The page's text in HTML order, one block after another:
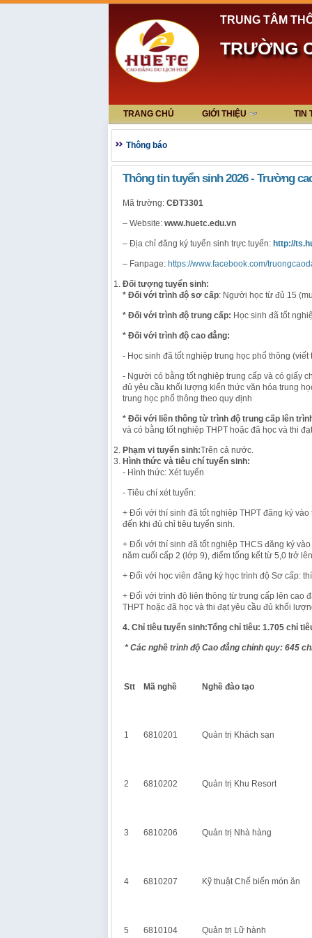
TRUNG TÂM
TRƯỜNG
TRANG CHỦ GIỚI THIỆU TIN
Thông báo
Thông tin tuyển sinh 2026 - Trường
Mã trường: CĐT3301
– Website: www.huetc.edu.vn
– Địa chỉ đăng ký tuyển sinh trực tuyến: http://
– Fanpage: https://www.facebook.com/
Đối tượng tuyển sinh:
* Đối với trình độ sơ cấp: Người học từ đủ 15
* Đối với trình độ trung cấp: Học sinh đã tốt
* Đối với trình độ cao đẳng:
- Học sinh đã tốt nghiệp trung học phổ thông (viết
- Người có bằng tốt nghiệp trung cấp và có giấy
đủ yêu cầu khối lượng kiến thức văn hóa trung
trung học phổ thông theo quy định
* Đối với liên thông từ trình độ trung cấp lên
và có bằng tốt nghiệp THPT hoặc đã học và thi
Phạm vi tuyển sinh:Trên cả nước.
Hình thức và tiêu chí tuyển sinh:
- Hình thức: Xét tuyển
- Tiêu chí xét tuyển:
+ Đối với thí sinh đã tốt nghiệp THPT đăng ký
đến khi đủ chỉ tiêu tuyển sinh.
+ Đối với thí sinh đã tốt nghiệp THCS đăng ký
năm cuối cấp 2 (lớp 9), điểm tổng kết từ 5,0 trở
+ Đối với học viên đăng ký học trình độ Sơ cấp:
+ Đối với trình độ liên thông từ trung cấp lên cao
THPT hoặc đã học và thi đạt yêu cầu đủ khối
4. Chỉ tiêu tuyển sinh:Tổng chỉ tiêu: 1.705 chỉ
* Các nghề trình độ Cao đẳng chính quy: 645
Stt Mã nghề Nghề đào tạo
1 6810201 Quản trị Khách sạn
2 6810202 Quản trị Khu Resort
3 6810206 Quản trị Nhà hàng
4 6810207 Kỹ thuật Chế biến món ăn
5 6810104 Quản trị Lữ hành